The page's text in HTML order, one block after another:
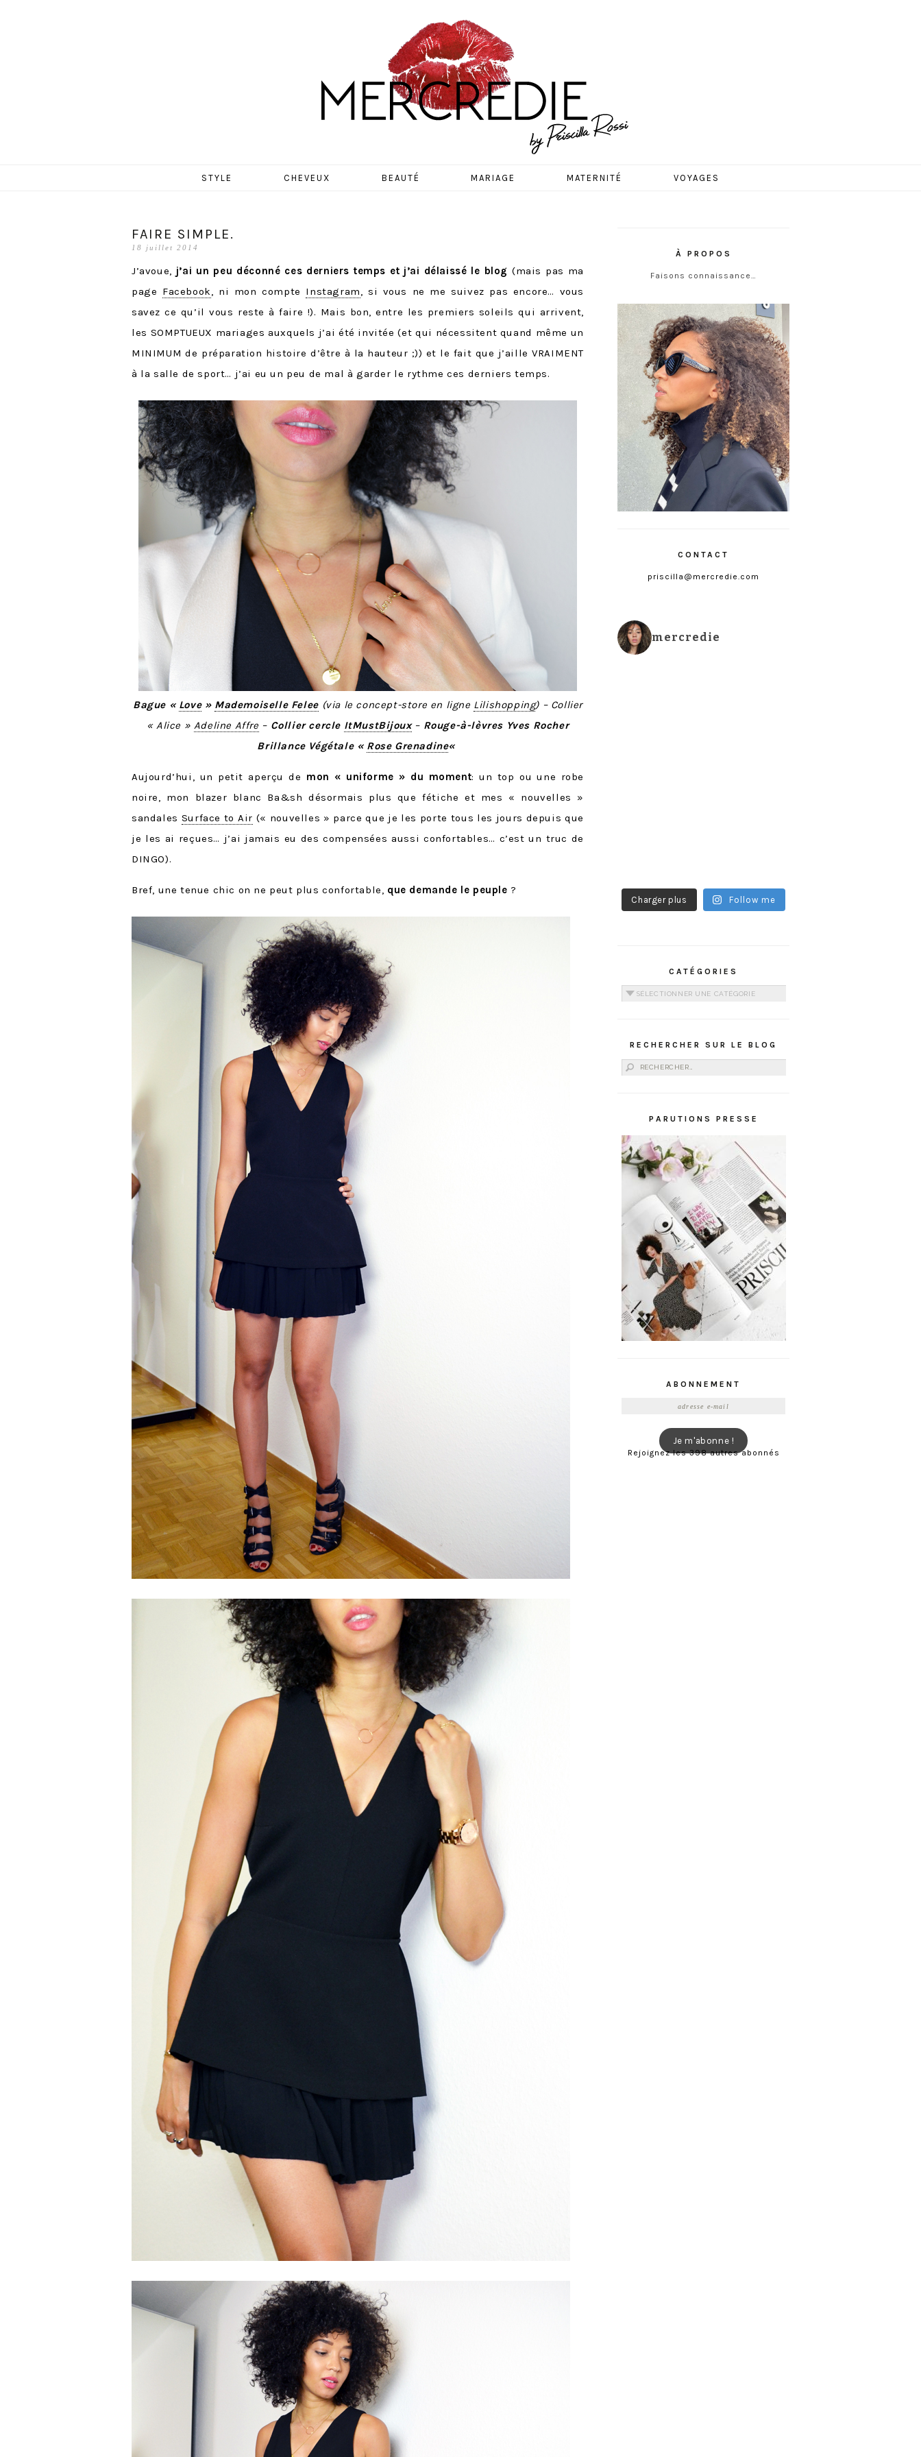
MERCREDIE
STYLE CHEVEUX BEAUTÉ MARIAGE MATERNITÉ VOYAGES
FAIRE SIMPLE.
18 juillet 2014
J’avoue, j’ai un peu déconné ces derniers temps et j’ai délaissé le blog (mais pas ma
page Facebook, ni mon compte Instagram, si vous ne me suivez pas encore… vous
savez ce qu’il vous reste à faire !). Mais bon, entre les premiers soleils qui arrivent,
les SOMPTUEUX mariages auxquels j’ai été invitée (et qui nécessitent quand même un
MINIMUM de préparation histoire d’être à la hauteur ;)) et le fait que j’aille VRAIMENT
à la salle de sport… j’ai eu un peu de mal à garder le rythme ces derniers temps.
Bague « Love» Mademoiselle Felee (via le concept-store en ligne Lilishopping) – Collier
« Alice » Adeline Affre – Collier cercle ItMustBijoux – Rouge-à-lèvres Yves Rocher
Brillance Végétale « Rose Grenadine«
Aujourd’hui, un petit aperçu de mon « uniforme » du moment: un top ou une robe
noire, mon blazer blanc Ba&sh désormais plus que fétiche et mes « nouvelles »
sandales Surface to Air (« nouvelles » parce que je les porte tous les jours depuis que
je les ai reçues… j’ai jamais eu des compensées aussi confortables… c’est un truc de
DINGO).
Bref, une tenue chic on ne peut plus confortable, que demande le peuple ?
À PROPOS
Faisons connaissance…
CONTACT
priscilla@mercredie.com
mercredie
Charger plus Follow me
CATÉGORIES
Catégories
RECHERCHER SUR LE BLOG
Rechercher :
PARUTIONS PRESSE
ABONNEMENT
Je m'abonne !
Rejoignez les 398 autres abonnés